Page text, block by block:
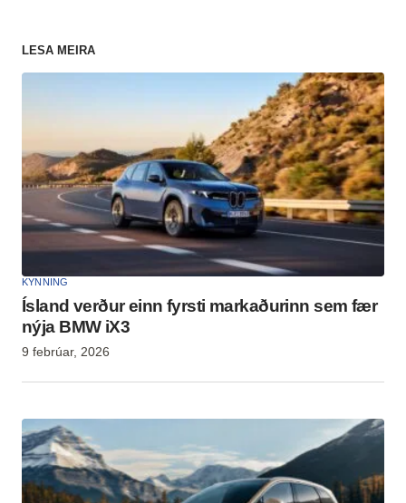
LESA MEIRA
KYNNING
Ísland verður einn fyrsti markaðurinn sem fær
nýja BMW iX3
9 febrúar, 2026